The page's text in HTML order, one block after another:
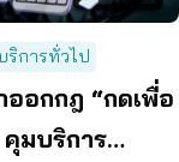
ริการทั่วไป
ออกกฎ “กดเพื่อ
คุมบริการ